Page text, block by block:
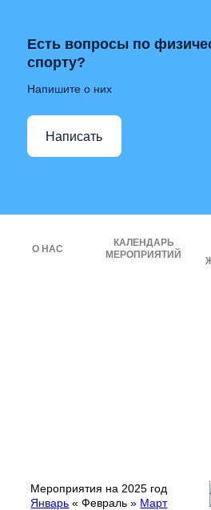
Есть вопросы по
спорту?
Напишите о них
Написать
О НАС
КАЛЕНДАРЬ
МЕРОПРИЯТИЙ
Мероприятия на 2025 год
Январь «Февраль » Март